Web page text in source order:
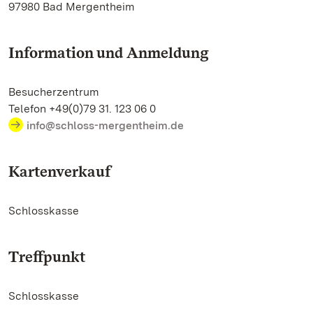
97980 Bad Mergentheim
Information und Anmeldung
Besucherzentrum
Telefon +49(0)79 31. 123 06 0
info@schloss-mergentheim.de
Kartenverkauf
Schlosskasse
Treffpunkt
Schlosskasse